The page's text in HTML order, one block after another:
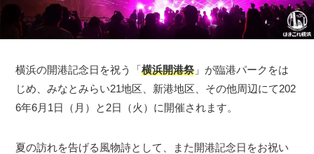
横浜の開港記念日を祝う「横浜開港祭 」が臨港パークをは
じめ、みなとみらい21地区、新港地区、その他周辺にて202
6年6月1日（月）と2日（火）に開催されます。
夏の訪れを告げる風物詩として、また開港記念日をお祝い